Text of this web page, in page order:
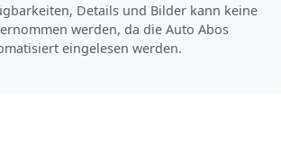
Details und Bilder kann keine
werden, da die Auto Abos
eingelesen werden.